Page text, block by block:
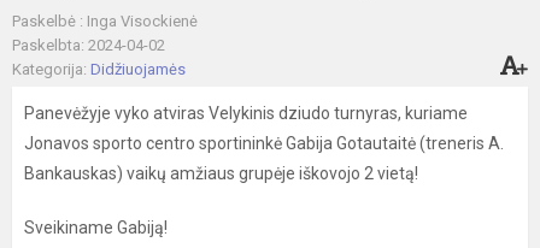
Paskelbė : Inga Visockienė
Paskelbta: 2024-04-02
Kategorija: Didžiuojamės
Panevėžyje vyko atviras Velykinis dziudo turnyras, kuriame
Jonavos sporto centro sportininkė Gabija Gotautaitė (treneris A.
Bankauskas) vaikų amžiaus grupėje iškovojo 2 vietą!
Sveikiname Gabiją!